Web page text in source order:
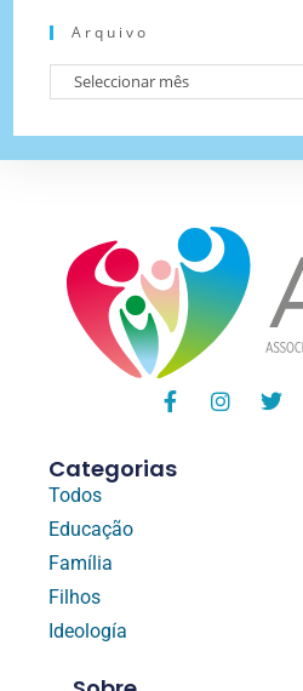
Arquivo
Categorias
Todos
Educação
Família
Filhos
Ideología